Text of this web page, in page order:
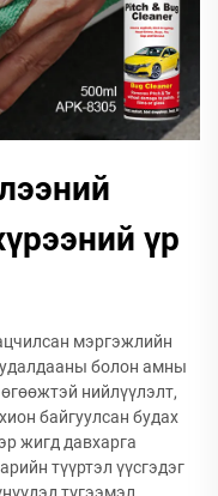
үр
мэргэжлийн
болон амны
нийлүүлэлт,
байгуулсан будах
жигд давхарга
түүртэл үүсгэдэг